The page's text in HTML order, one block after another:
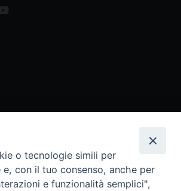
Digitale
o tecnologie simili per
con il tuo consenso, anche per
e funzionalità semplici",